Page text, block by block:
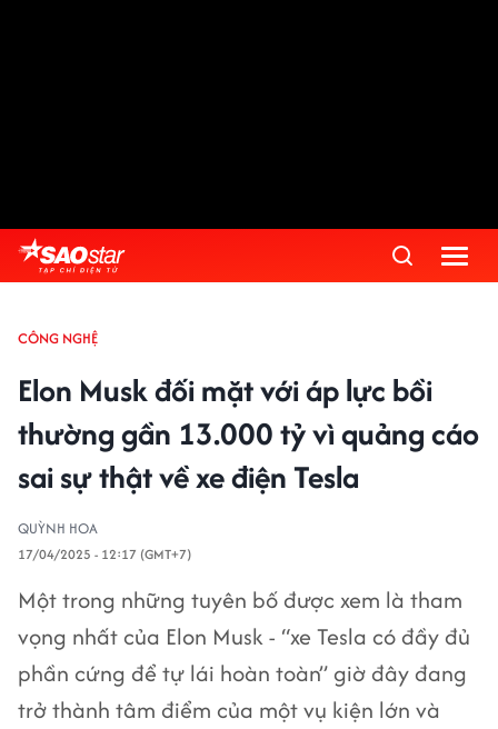
CÔNG NGHỆ
Elon Musk đối mặt với áp lực bồi
thường gần 13.000 tỷ vì quảng cáo
sai sự thật về xe điện Tesla
QUỲNH HOA
17/04/2025 - 12:17 (GMT+7)
Một trong những tuyên bố được xem là tham
vọng nhất của Elon Musk - “xe Tesla có đầy đủ
phần cứng để tự lái hoàn toàn” giờ đây đang
trở thành tâm điểm của một vụ kiện lớn và